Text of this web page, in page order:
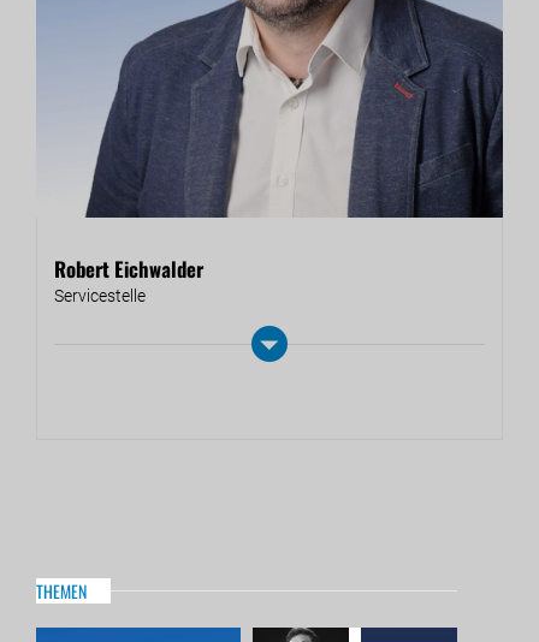
Robert Eichwalder
Ser­vice­stel­le
THEMEN